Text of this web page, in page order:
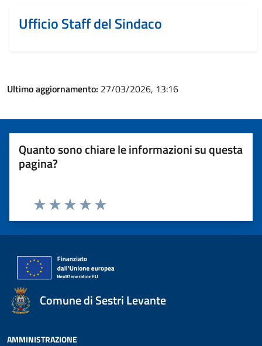
Ufficio Staff del Sindaco
Ultimo aggiornamento: 27/03/2026, 13:16
Quanto sono chiare le informazioni su questa
pagina?
Valuta 5 stelle su 5
Valuta 4 stelle su 5
Valuta 3 stelle su 5
Valuta 2 stelle su 5
Valuta 1 stelle su 5
Comune di Sestri Levante
AMMINISTRAZIONE